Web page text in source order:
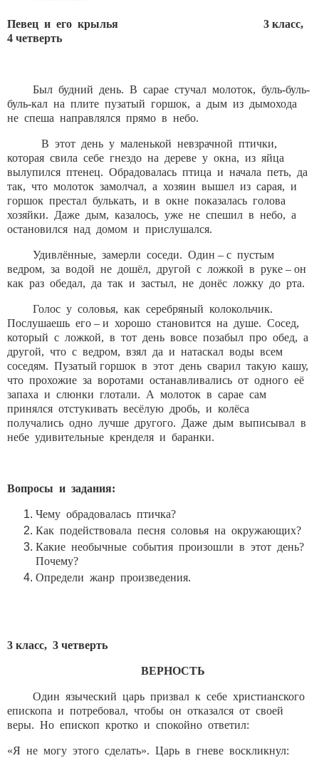
Певец и его крылья 3 класс,
4 четверть
Был будний день. В сарае стучал молоток, буль-буль-
буль-кал на плите пузатый горшок, а дым из дымохода
не спеша направлялся прямо в небо.
В этот день у маленькой невзрачной птички,
которая свила себе гнездо на дереве у окна, из яйца
вылупился птенец. Обрадовалась птица и начала петь, да
так, что молоток замолчал, а хозяин вышел из сарая, и
горшок престал булькать, и в окне показалась голова
хозяйки. Даже дым, казалось, уже не спешил в небо, а
остановился над домом и прислушался.
Удивлённые, замерли соседи. Один – с пустым
ведром, за водой не дошёл, другой с ложкой в руке – он
как раз обедал, да так и застыл, не донёс ложку до рта.
Голос у соловья, как серебряный колокольчик.
Послушаешь его – и хорошо становится на душе. Сосед,
который с ложкой, в тот день вовсе позабыл про обед, а
другой, что с ведром, взял да и натаскал воды всем
соседям. Пузатый горшок в этот день сварил такую кашу,
что прохожие за воротами останавливались от одного её
запаха и слюнки глотали. А молоток в сарае сам
принялся отстукивать весёлую дробь, и колёса
получались одно лучше другого. Даже дым выписывал в
небе удивительные кренделя и баранки.
Вопросы и задания:
Чему обрадовалась птичка?
Как подействовала песня соловья на окружающих?
Какие необычные события произошли в этот день?
Почему?
Определи жанр произведения.
3 класс, 3 четверть
ВЕРНОСТЬ
Один языческий царь призвал к себе христианского
епископа и потребовал, чтобы он отказался от своей
веры. Но епископ кротко и спокойно ответил:
«Я не могу этого сделать». Царь в гневе воскликнул: